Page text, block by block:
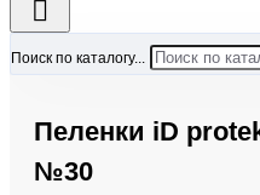
Поиск по каталогу...
Пеленки iD
№30